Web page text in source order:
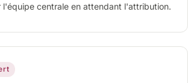
l'équipe centrale en attendant l'attribution.